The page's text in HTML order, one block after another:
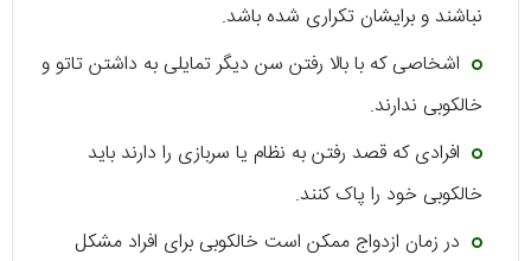
نباشند و برایشان تکراری شده باشد.
اشخاصی که با بالا رفتن سن دیگر تمایلی به داشتن تاتو و
خالکوبی ندارند.
افرادی که قصد رفتن به نظام یا سربازی را دارند باید
خالکوبی خود را پاک کنند.
در زمان ازدواج ممکن است خالکوبی برای افراد مشکل